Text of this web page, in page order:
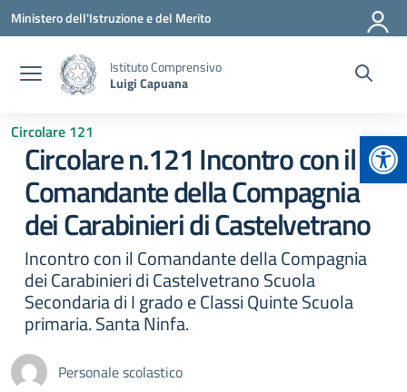
Vai ai contenuti
Vai al menu di navigazione
Vai al footer
Ministero dell'Istruzione e del Merito
Istituto Comprensivo
Luigi Capuana
Circolare 121
Circolare n.121 Incontro con il
Comandante della Compagnia
dei Carabinieri di Castelvetrano
Incontro con il Comandante della Compagnia
dei Carabinieri di Castelvetrano Scuola
Secondaria di I grado e Classi Quinte Scuola
primaria. Santa Ninfa.
Personale scolastico